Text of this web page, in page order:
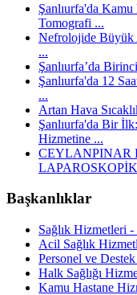
Şanlıurfa'da
Tomografi ...
Nefrolojide Büyük
...
Şanlıurfa’da
Şanlıurfa'da 12
...
Artan Hava
Şanlıurfa'da Bir
Hizmetine ...
CEYLANPINAR
Başkanlıklar
Sağlık Hizmetleri
Acil Sağlık
Personel ve
Halk Sağlığı
Kamu Hastane